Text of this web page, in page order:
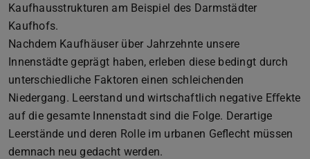
Kaufhausstrukturen am Beispiel des Darmstädter
Kaufhofs.
Nachdem Kaufhäuser über Jahrzehnte unsere
Innenstädte geprägt haben, erleben diese bedingt durch
unterschiedliche Faktoren einen schleichenden
Niedergang. Leerstand und wirtschaftlich negative Eﬀekte
auf die gesamte Innenstadt sind die Folge. Derartige
Leerstände und deren Rolle im urbanen Geflecht müssen
demnach neu gedacht werden.